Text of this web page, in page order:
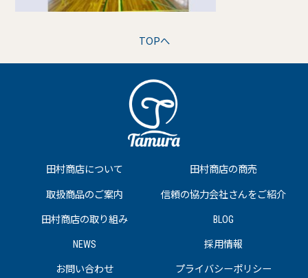
TOPへ
田村商店について 田村商店の商売
取扱商品のご案内 信頼の協力会社さんをご紹介
田村商店の取り組み BLOG
NEWS 採用情報
お問い合わせ プライバシーポリシー